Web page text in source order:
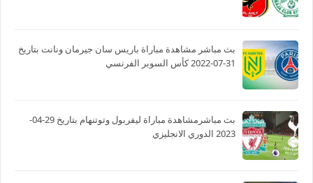
بث مباشر مشاهدة مباراة باريس سان جيرمان ونانت بتاريخ
31-07-2022 كأس السوبر الفرنسي
بث مباشرمشاهدة مباراة ليفربول وتوتنهام بتاريخ 29-04-
2023 الدوري الانجليزي